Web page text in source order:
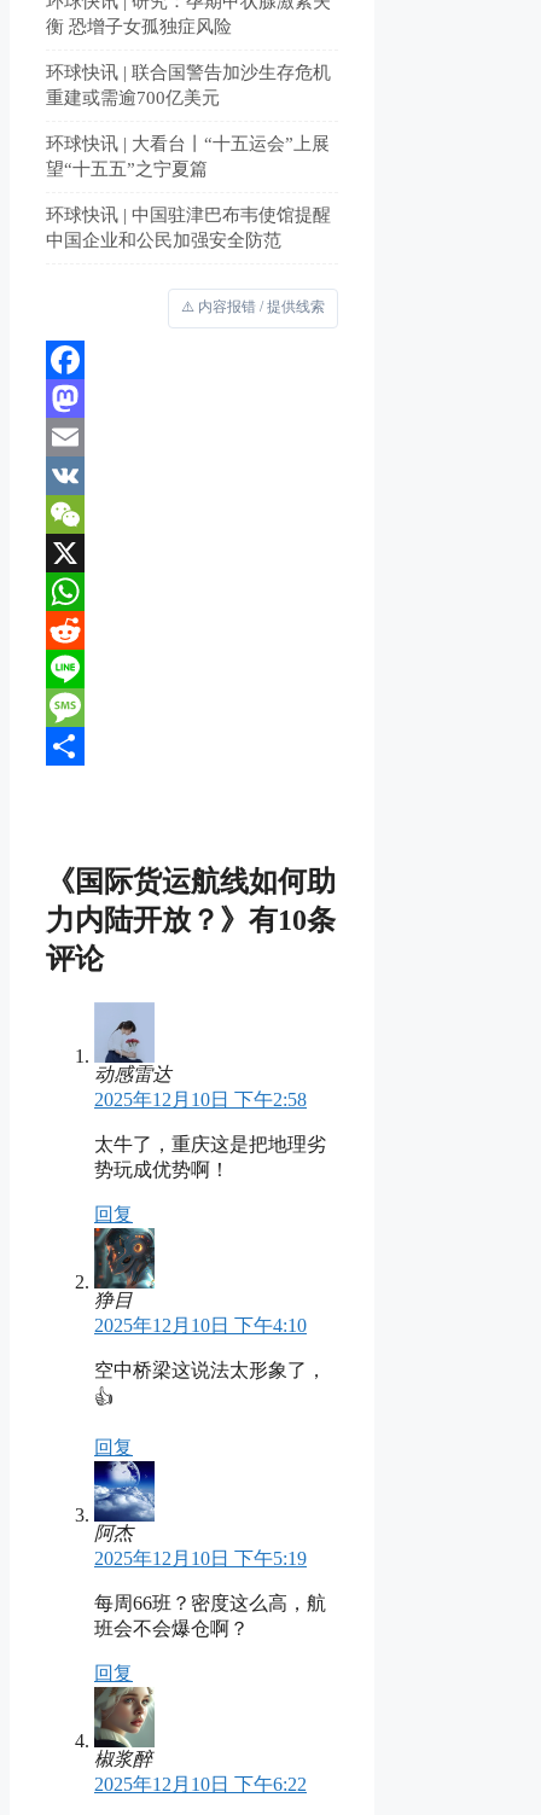
衡 恐增子女孤独症风险
环球快讯 | 联合国警告加沙生存危机
重建或需逾700亿美元
环球快讯 | 大看台丨“十五运会”上展
望“十五五”之宁夏篇
环球快讯 | 中国驻津巴布韦使馆提醒
中国企业和公民加强安全防范
⚠️ 内容报错 / 提供线索
Facebook
Mastodon
Email
VK
WeChat
X
WhatsApp
Reddit
Line
Message
《国际货运航线如何助
力内陆开放？》有10条
评论
动感雷达
2025年12月10日 下午2:58
太牛了，重庆这是把地理劣
势玩成优势啊！
回复
狰目
2025年12月10日 下午4:10
空中桥梁这说法太形象了，
👍
回复
阿杰
2025年12月10日 下午5:19
每周66班？密度这么高，航
班会不会爆仓啊？
回复
椒浆醉
2025年12月10日 下午6:22